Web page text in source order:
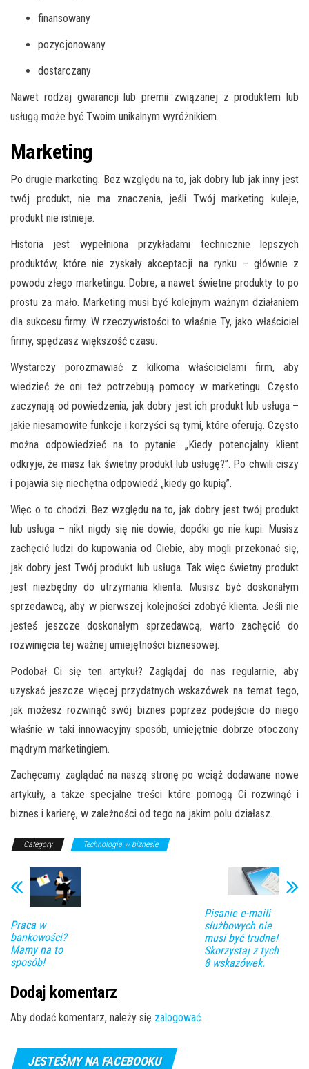
finansowany
pozycjonowany
dostarczany
Nawet rodzaj gwarancji lub premii związanej z produktem lub
usługą może być Twoim unikalnym wyróżnikiem.
Marketing
Po drugie marketing. Bez względu na to, jak dobry lub jak inny jest
twój produkt, nie ma znaczenia, jeśli Twój marketing kuleje,
produkt nie istnieje.
Historia jest wypełniona przykładami technicznie lepszych
produktów, które nie zyskały akceptacji na rynku – głównie z
powodu złego marketingu. Dobre, a nawet świetne produkty to po
prostu za mało. Marketing musi być kolejnym ważnym działaniem
dla sukcesu firmy. W rzeczywistości to właśnie Ty, jako właściciel
firmy, spędzasz większość czasu.
Wystarczy porozmawiać z kilkomawłaścicielami firm, aby
wiedzieć że oni teżpotrzebują pomocy w marketingu. Często
zaczynają od powiedzenia, jak dobry jest ich produkt lub usługa –
jakieniesamowite funkcje i korzyści są tymi, które oferują. Często
można odpowiedzieć na to pytanie: „Kiedy potencjalny klient
odkryje, że masztak świetny produkt lub usługę?”. Po chwiliciszy
i pojawia się niechętna odpowiedź „kiedy go kupią”.
Więc o to chodzi. Bez względu na to, jak dobry jest twój produkt
lub usługa – nikt nigdy się nie dowie, dopóki go nie kupi. Musisz
zachęcić ludzi do kupowania od Ciebie, aby mogli przekonać się,
jak dobry jest Twój produkt lub usługa. Tak więc świetny produkt
jest niezbędny do utrzymania klienta. Musisz być doskonałym
sprzedawcą, aby w pierwszej kolejności zdobyć klienta. Jeśli nie
jesteś jeszcze doskonałym sprzedawcą, warto zachęcić do
rozwinięcia tej ważnej umiejętności biznesowej.
Podobał Ci się ten artykuł? Zaglądaj do nas regularnie, aby
uzyskać jeszcze więcej przydatnych wskazówek na temat tego,
jak możesz rozwinąć swój biznes poprzez podejście do niego
właśnie w taki innowacyjny sposób, umiejętnie dobrze otoczony
mądrym marketingiem.
Zachęcamy zaglądać na naszą stronę po wciąż dodawane nowe
artykuły, a także specjalne treści
które pomogą Ci rozwinąć i
biznes i karierę, w zależności od tego na jakim polu działasz.
Category Technologia w biznesie
Praca w
bankowości?
Mamy na to
sposób!
Pisanie e-maili
służbowych nie
musi być trudne!
Skorzystaj z tych
8 wskazówek.
Dodaj komentarz
Aby dodać komentarz, należy się zalogować.
JESTEŚMY NA FACEBOOKU